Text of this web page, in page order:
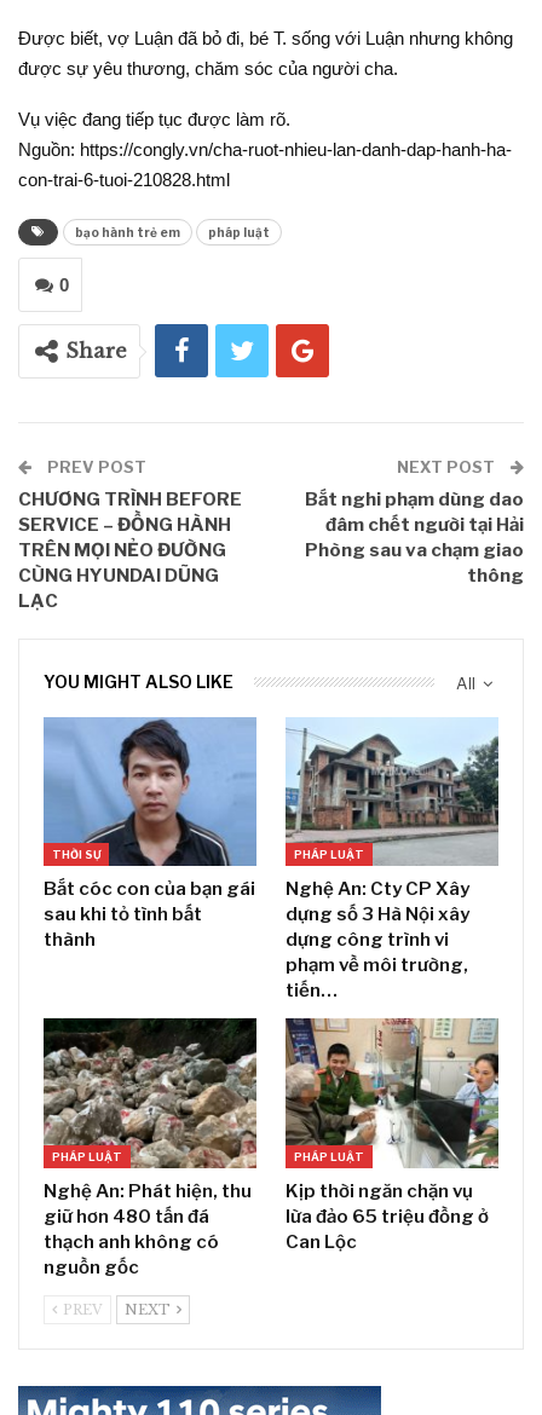
Được biết, vợ Luận đã bỏ đi, bé T. sống với Luận nhưng không
được sự yêu thương, chăm sóc của người cha.
Vụ việc đang tiếp tục được làm rõ.
Nguồn: https://congly.vn/cha-ruot-nhieu-lan-danh-dap-hanh-ha-
con-trai-6-tuoi-210828.html
bạo hành trẻ em pháp luật
0
Share
PREV POST
CHƯƠNG TRÌNH BEFORE
SERVICE – ĐỒNG HÀNH
TRÊN MỌI NẺO ĐƯỜNG
CÙNG HYUNDAI DŨNG
LẠC
NEXT POST
Bắt nghi phạm dùng dao
đâm chết người tại Hải
Phòng sau va chạm giao
thông
All
YOU MIGHT ALSO LIKE
THỜI SỰ
Bắt cóc con của bạn gái
sau khi tỏ tình bất
thành
PHÁP LUẬT
Nghệ An: Cty CP Xây
dựng số 3 Hà Nội xây
dựng công trình vi
phạm về môi trường,
tiến…
PHÁP LUẬT
Nghệ An: Phát hiện, thu
giữ hơn 480 tấn đá
thạch anh không có
nguồn gốc
PHÁP LUẬT
Kịp thời ngăn chặn vụ
lừa đảo 65 triệu đồng ở
Can Lộc
PREV NEXT